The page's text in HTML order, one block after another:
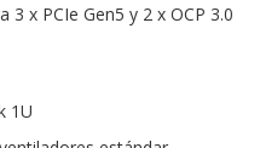
3 x PCIe Gen5 y 2 x OCP 3.0
1U